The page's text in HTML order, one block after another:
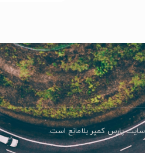
0
ا
ز
5
پارس کمپر بلامانع است.